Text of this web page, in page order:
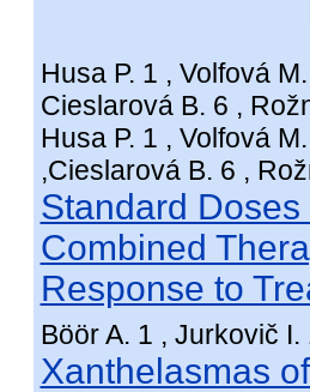
Husa P. 1 , Volfová
Cieslarová B. 6 ,
Husa P. 1 , Volfová
,Cieslarová B. 6 ,
Standard
Combined
Response to
Böör A. 1 , Jurkovič
Xanthelasmas